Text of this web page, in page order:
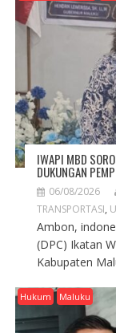
IWAPI MBD
DUKUNGAN
06/08/2026
TRANSPORTASI,
Ambon,
(DPC) Ikatan
Kabupaten
Hukum Maluku